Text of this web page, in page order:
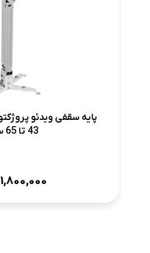
43 تا 65 سانت
1,800,000